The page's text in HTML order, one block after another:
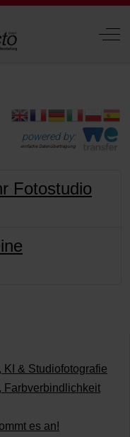
Off-
powered by:
einfache Datenübertragung
Fotostudio
KI & Studiofotografie
Farbverbindlichkeit
es an!